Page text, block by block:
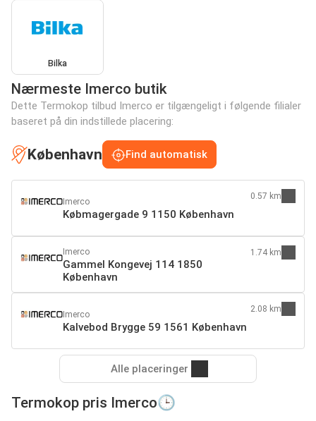
Bilka
Nærmeste Imerco butik
Dette Termokop tilbud Imerco er tilgængeligt i følgende filialer
baseret på din indstillede placering:
København Find automatisk
Imerco
Købmagergade 9 1150 København
0.57 km
Imerco
Gammel Kongevej 114 1850
København
1.74 km
Imerco
Kalvebod Brygge 59 1561 København
2.08 km
Alle placeringer
Termokop pris Imerco🕒